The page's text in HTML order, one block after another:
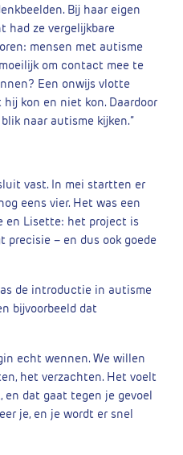
Bij haar eigen
had ze vergelijkbare
mensen met autisme
om contact mee te
Een onwijs vlotte
kon en niet kon. Daardoor
naar autisme kijken.”
vast. In mei startten er
eens vier. Het was een
en Lisette: het project is
precisie – en dus ook goede
de introductie in autisme
bijvoorbeeld dat
echt wennen. We willen
het verzachten. Het voelt
en dat gaat tegen je gevoel
je, en je wordt er snel